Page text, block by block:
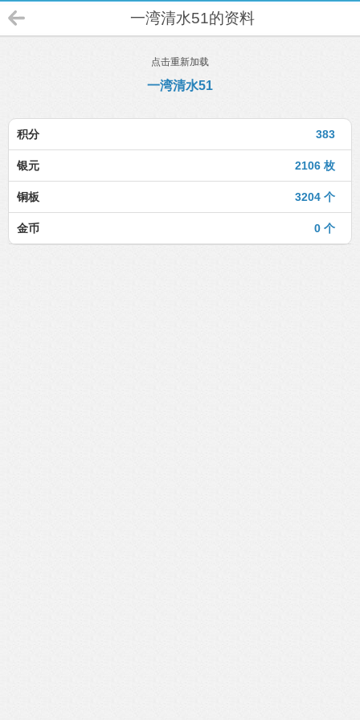
一湾清水51的资料
点击重新加载
一湾清水51
383
积分
2106 枚
银元
3204 个
铜板
0 个
金币